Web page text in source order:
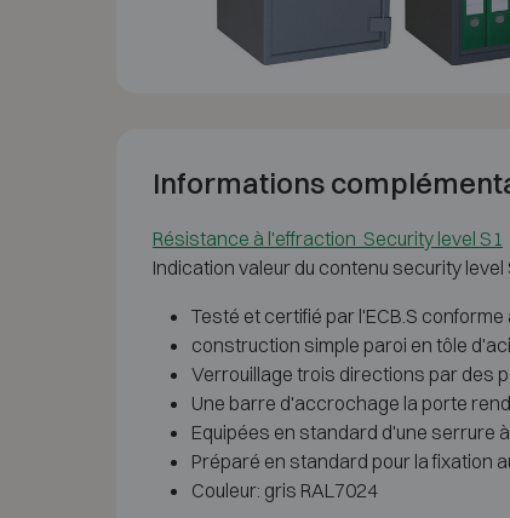
Informations
Résistance à l'effraction Security level S1
Indication valeur du contenu security
Testé et certifié par l'ECB.S
construction simple paroi en tôle
Verrouillage trois directions par des
Une barre d'accrochage la porte
Equipées en standard d'une serrure
Préparé en standard pour la fixation
Couleur: gris RAL7024